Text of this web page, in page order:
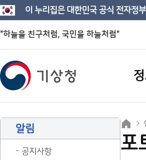
이 누리집은 대한민국 공식 전자정
"하늘을 친구처럼, 국민을 하늘처럼"
알림
공지사항
포